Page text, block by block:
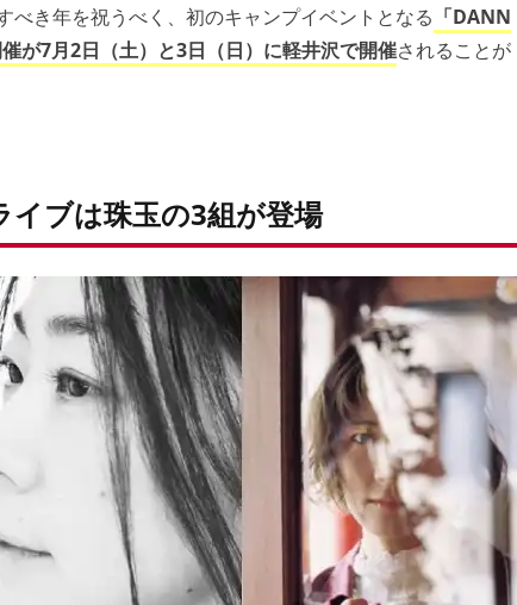
べき年を祝うべく、初のキャンプイベントとなる 「DANN
が7月2日（土）と3日（日）に軽井沢で開催されることが
ブは珠玉の3組が登場